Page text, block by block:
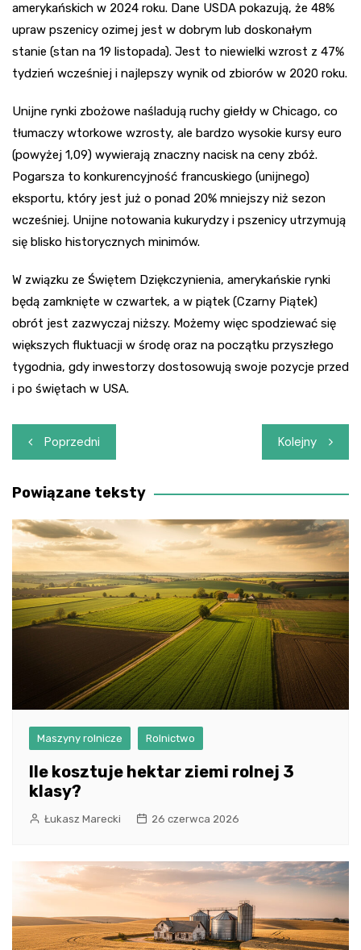
amerykańskich w 2024 roku. Dane USDA pokazują, że 48%
upraw pszenicy ozimej jest w dobrym lub doskonałym
stanie (stan na 19 listopada). Jest to niewielki wzrost z 47%
tydzień wcześniej i najlepszy wynik od zbiorów w 2020 roku.
Unijne rynki zbożowe naśladują ruchy giełdy w Chicago, co
tłumaczy wtorkowe wzrosty, ale bardzo wysokie kursy euro
(powyżej 1,09) wywierają znaczny nacisk na ceny zbóż.
Pogarsza to konkurencyjność francuskiego (unijnego)
eksportu, który jest już o ponad 20% mniejszy niż sezon
wcześniej. Unijne notowania kukurydzy i pszenicy utrzymują
się blisko historycznych minimów.
W związku ze Świętem Dziękczynienia, amerykańskie rynki
będą zamknięte w czwartek, a w piątek (Czarny Piątek)
obrót jest zazwyczaj niższy. Możemy więc spodziewać się
większych fluktuacji w środę oraz na początku przyszłego
tygodnia, gdy inwestorzy dostosowują swoje pozycje przed
i po świętach w USA.
Nawigacja
wpisu
Poprzedni Kolejny
Powiązane teksty
Maszyny rolnicze Rolnictwo
Ile kosztuje hektar ziemi rolnej 3
klasy?
Łukasz Marecki 26 czerwca 2026